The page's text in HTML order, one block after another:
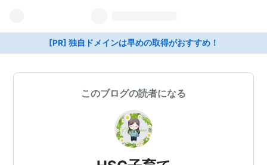
[PR] 独自ドメインは早めの取得がおすすめ！
このブログの読者になる